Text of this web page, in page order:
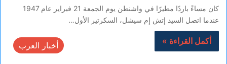
كان مساءً باردًا مطيرًا في واشنطن يوم الجمعة 21 فبراير عام 1947
عندما اتصل السيد إتش إم سيشل، السكرتير الأول…
أكمل القراءة » أخبار العرب